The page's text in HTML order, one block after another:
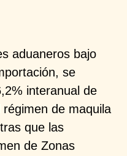
aduaneros bajo
se
interanual de
de maquila
que las
de Zonas